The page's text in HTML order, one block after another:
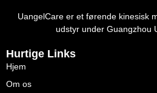
UangelCare er et førende kinesisk
udstyr under Guangzhou
Hurtige Links
Hjem
Om os